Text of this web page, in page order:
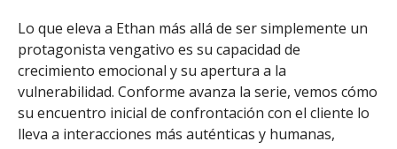
Lo que eleva a Ethan más allá de ser simplemente un
protagonista vengativo es su capacidad de
crecimiento emocional y su apertura a la
vulnerabilidad. Conforme avanza la serie, vemos cómo
su encuentro inicial de confrontación con el cliente lo
lleva a interacciones más auténticas y humanas,